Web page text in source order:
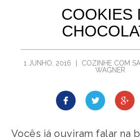
COOKIES
1 JUNHO, 2016 COZINHE COM
WAGNER
Vocês já ouviram falar na